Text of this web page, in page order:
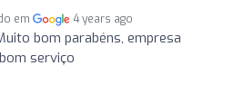
em 4 years ago
bom parabéns, empresa
serviço